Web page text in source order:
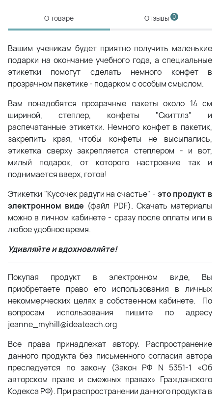
О товаре Отзывы 0
Вашим ученикам будет приятно получить маленькие
подарки на окончание учебного года, а специальные
этикетки помогут сделать немного конфет в
прозрачном пакетике - подарком с особым смыслом.
Вам понадобятся прозрачные пакеты около 14 см
шириной, степлер, конфеты "Скиттлз" и
распечатанные этикетки. Немного конфет в пакетик,
закрепить края, чтобы конфеты не высыпались,
этикетка сверху закрепляется степлером - и вот,
милый подарок, от которого настроение так и
поднимается вверх, готов!
Этикетки "Кусочек радуги на счастье" - это продукт в
электронном виде (файл PDF). Скачать материалы
можно в личном кабинете - сразу после оплаты или в
любое удобное время.
Удивляйте и вдохновляйте!
Покупая продукт в электронном виде, Вы
приобретаете право его использования в личных
некоммерческих целях в собственном кабинете. По
вопросам использования пишите по адресу
jeanne_myhill@ideateach.org
Все права принадлежат автору. Распространение
данного продукта без письменного согласия автора
преследуется по закону (Закон РФ N 5351-1 «Об
авторском праве и смежных правах» Гражданского
Кодекса РФ). При распространении данного продукта в